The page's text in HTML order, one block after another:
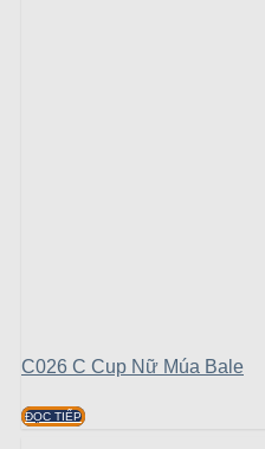
C026 C Cup Nữ Múa Bale
ĐỌC TIẾP